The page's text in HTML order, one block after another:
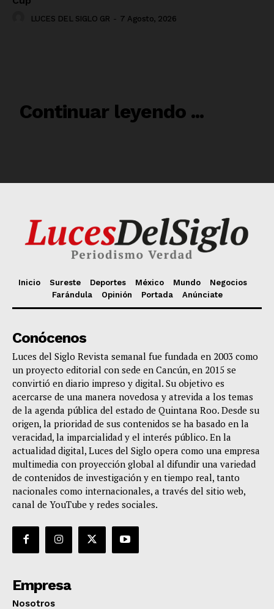
Inicio Sureste Deportes México Mundo
Negocios
Farándula
Opinión Portada Anúnciate
Conócenos
Luces del Siglo Revista semanal fue fundada en 2003 como
un proyecto editorial con sede en Cancún, en 2015 se
convirtió en diario impreso y digital. Su objetivo es
acercarse de una manera novedosa y atrevida a los temas
de la agenda pública del estado de Quintana Roo. Desde su
origen, la prioridad de sus contenidos se ha basado en la
veracidad, la imparcialidad y el interés público. En la
actualidad digital, Luces del Siglo opera como una empresa
multimedia con proyección global al difundir una variedad
de contenidos de investigación y en tiempo real, tanto
nacionales como internacionales, a través del sitio web,
canal de YouTube y redes sociales.
Empresa
Nosotros